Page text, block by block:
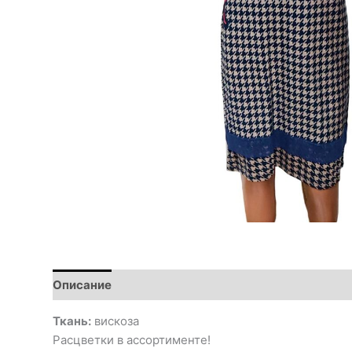
Описание
Ткань: вискоза
Расцветки в ассортименте!